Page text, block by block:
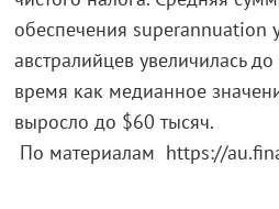
обеспечения superannuation
австралийцев увеличилась
время как медианное
выросло до $60 тысяч.
По материалам https://